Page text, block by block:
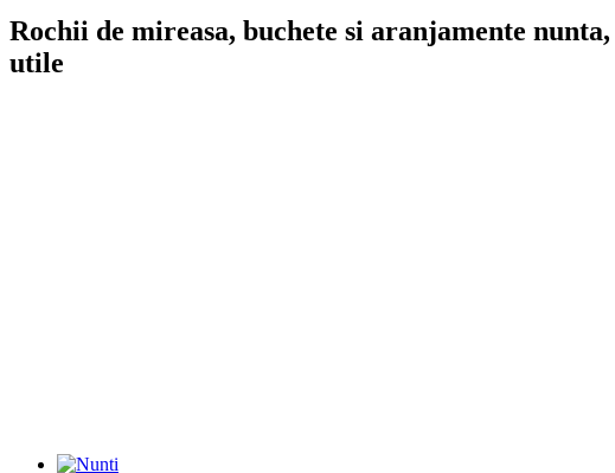
Rochii de mireasa, buchete si aranjamente
utile